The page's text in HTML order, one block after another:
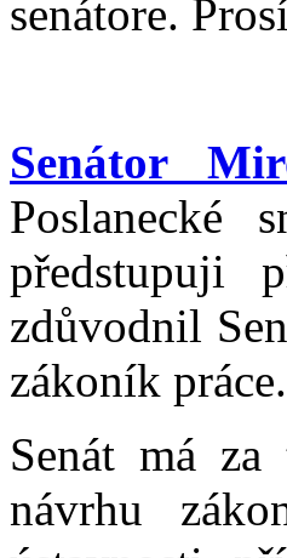
senátore.
Senátor
Poslanecké
předstupuji
zdůvodnil
zákoník práce.
Senát má
návrhu